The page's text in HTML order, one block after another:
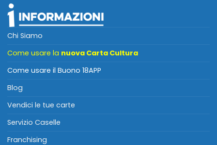
Chi Siamo
Come usare la nuova Carta Cultura
Come usare il Buono 18APP
Blog
Vendici le tue carte
Servizio Caselle
Franchising